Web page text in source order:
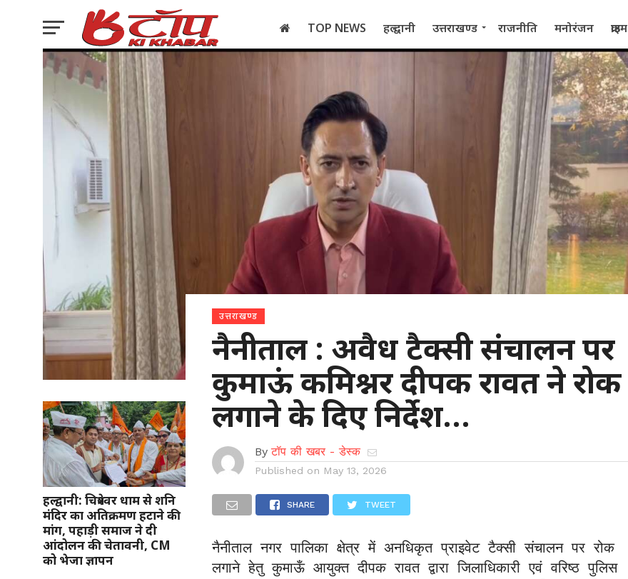
TOP NEWS हल्द्वानी उत्तराखण्ड राजनीति मनोरंजन क्राइम
हल्द्वानी: चित्रेश्वर धाम से शनि
मंदिर का अतिक्रमण हटाने की
मांग, पहाड़ी समाज ने दी
आंदोलन की चेतावनी, CM
को भेजा ज्ञापन
उत्तराखण्ड
नैनीताल : अवैध टैक्सी संचालन पर
कुमाऊं कमिश्नर दीपक रावत ने रोक
लगाने के दिए निर्देश…
By टॉप की खबर - डेस्क
Published on May 13, 2026
SHARE TWEET
नैनीताल नगर पालिका क्षेत्र में अनधिकृत प्राइवेट टैक्सी संचालन पर रोक
लगाने हेतु कुमाऊँ आयुक्त दीपक रावत द्वारा जिलाधिकारी एवं वरिष्ठ पुलिस